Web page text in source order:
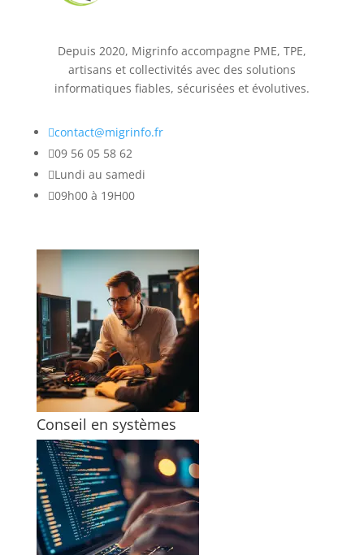
Depuis 2020, Migrinfo accompagne PME, TPE,
artisans et collectivités avec des solutions
informatiques fiables, sécurisées et évolutives.
contact@migrinfo.fr
09 56 05 58 62
Lundi au samedi
09h00 à 19H00
Conseil en systèmes